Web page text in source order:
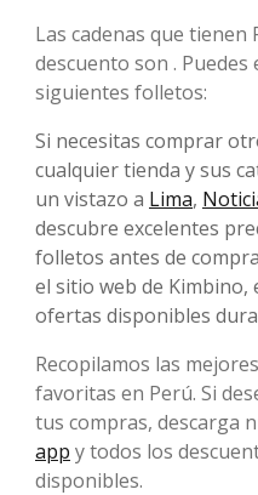
Las cadenas que tienen
descuento son .
siguientes folletos:
Si necesitas comprar
cualquier tienda y sus
un vistazo a Lima,
descubre excelentes
folletos antes de
el sitio web de
ofertas disponibles
Recopilamos las
favoritas en Perú. Si
tus compras, descarga
app y todos los
disponibles.